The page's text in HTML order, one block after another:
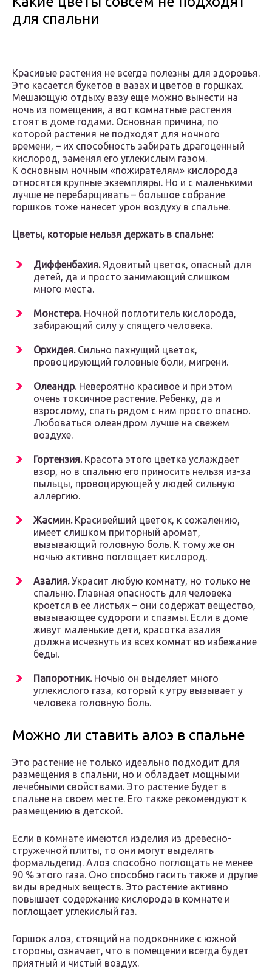
для спальни
Красивые растения не всегда полезны для здоровья.
Это касается букетов в вазах и цветов в горшках.
Мешающую отдыху вазу еще можно вынести на
ночь из помещения, а вот комнатные растения
стоят в доме годами. Основная причина, по
которой растения не подходят для ночного
времени, – их способность забирать драгоценный
кислород, заменяя его углекислым газом.
К основным ночным «пожирателям» кислорода
относятся крупные экземпляры. Но и с маленькими
лучше не перебарщивать – большое собрание
горшков тоже нанесет урон воздуху в спальне.
Цветы, которые нельзя держать в спальне:
Диффенбахия.Ядовитый цветок, опасный для
детей, да и просто занимающий слишком
много места.
Монстера.Ночной поглотитель кислорода,
забирающий силу у спящего человека.
Орхидея.Сильно пахнущий цветок,
провоцирующий головные боли, мигрени.
Олеандр.Невероятно красивое и при этом
очень токсичное растение. Ребенку, да и
взрослому, спать рядом с ним просто опасно.
Любоваться олеандром лучше на свежем
воздухе.
Гортензия.Красота этого цветка услаждает
взор, но в спальню его приносить нельзя из-за
пыльцы, провоцирующей у людей сильную
аллергию.
Жасмин.Красивейший цветок, к сожалению,
имеет слишком приторный аромат,
вызывающий головную боль. К тому же он
ночью активно поглощает кислород.
Азалия.Украсит любую комнату, но только не
спальню. Главная опасность для человека
кроется в ее листьях – они содержат вещество,
вызывающее судороги и спазмы. Если в доме
живут маленькие дети, красотка азалия
должна исчезнуть из всех комнат во избежание
беды.
Папоротник.Ночью он выделяет много
углекислого газа, который к утру вызывает у
человека головную боль.
Можно ли ставить алоэ в спальне
Это растение не только идеально подходит для
размещения в спальни, но и обладает мощными
лечебными свойствами. Это растение будет в
спальне на своем месте. Его также рекомендуют к
размещению в детской.
Если в комнате имеются изделия из древесно-
стружечной плиты, то они могут выделять
формальдегид. Алоэ способно поглощать не менее
90 % этого газа. Оно способно гасить также и другие
виды вредных веществ. Это растение активно
повышает содержание кислорода в комнате и
поглощает углекислый газ.
Горшок алоэ, стоящий на подоконнике с южной
стороны, означает, что в помещении всегда будет
приятный и чистый воздух.